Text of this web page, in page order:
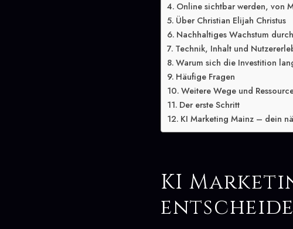
Online sichtbar werden, von
Über Christian Elijah Christus
Nachhaltiges Wachstum
Technik, Inhalt und
Warum sich die Investition
Häufige Fragen
Weitere Wege und
Der erste Schritt
KI Marketing Mainz – dein
KI